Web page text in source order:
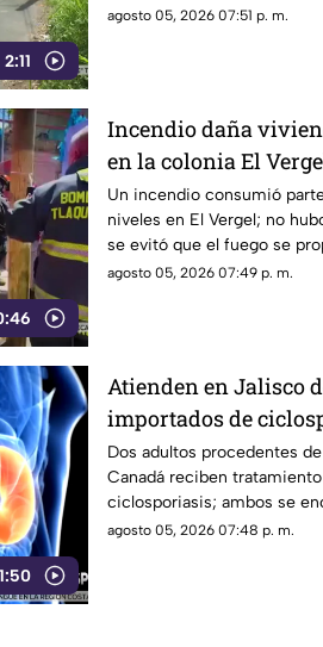
2:11
agosto 05, 2026 07:51 p. m.
Incendio daña
en la colonia El
Un incendio consumió
niveles en El Vergel; no
se evitó que el fuego se
agosto 05, 2026 07:49 p. m.
1:50
Atienden en Jalisco
importados de
Dos adultos procedentes
Canadá reciben
ciclosporiasis; ambos se
agosto 05, 2026 07:48 p. m.